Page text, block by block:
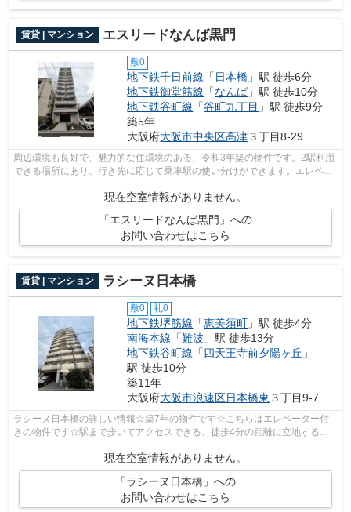
賃貸 | マンション エスリードなんば黒門
敷0
地下鉄千日前線 「 日本橋 」駅 徒歩6分
地下鉄御堂筋線 「なんば」駅 徒歩10分
地下鉄谷町線 「谷町九丁目 」駅 徒歩9分
築5年
大阪府大阪市中央区高津３丁目8-29
周辺環境も良好で、魅力的な住環境のある、令和3年築の物件です。2駅利用
できる場所にあり、行き先に応じて乗車駅の使い分けができます。エレベー
ターがある物件です。設備やレイアウ...
現在空室情報がありません。
「エスリードなんば黒門」への
お問い合わせはこちら
賃貸 | マンション ラシーヌ日本橋
敷0 礼0
地下鉄堺筋線 「恵美須町 」駅 徒歩4分
南海本線 「難波 」駅 徒歩13分
地下鉄谷町線 「四天王寺前夕陽ヶ丘 」
駅 徒歩10分
築11年
大阪府大阪市浪速区日本橋東 ３丁目9-7
ラシーヌ日本橋の詳しい情報☆築7年の物件です☆こちらはエレベーター付
きの物件です☆駅まで歩いてアクセスできる、徒歩4分の距離に立地する物
現在空室情報がありません。
「ラシーヌ日本橋」への
お問い合わせはこちら